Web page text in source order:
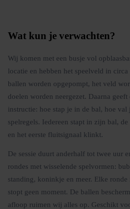
Wat kun je verwachten?
Wij komen met een busje vol
locatie en hebben het speelveld in
ballen worden opgepompt, het veld
doelen worden neergezet. Daarna
instructie: hoe stap je in de bal, hoe
spelregels. Iedereen stapt in zijn bal,
en het eerste fluitsignaal klinkt.
De sessie duurt anderhalf tot twee uur
rondes met wisselende spelvormen:
standing, koninkje en meer. Elke ronde
stopt geen moment. De ballen
afloop ruimen wij alles op. Geschikt